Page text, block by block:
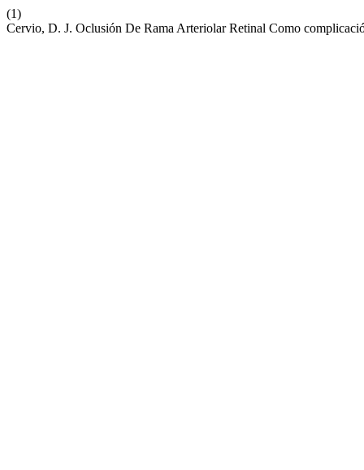
(1)
Cervio, D. J. Oclusión De Rama Arteriolar Retinal Como